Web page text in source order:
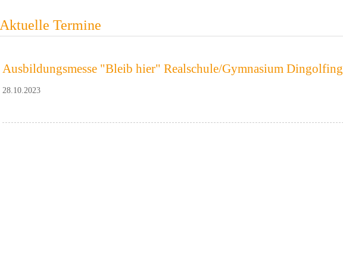
Aktuelle Termine
Ausbildungsmesse "Bleib hier" Realschule/Gymnasium Dingolfing
28.10.2023